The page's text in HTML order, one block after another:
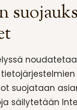
suojataan
säilytetään